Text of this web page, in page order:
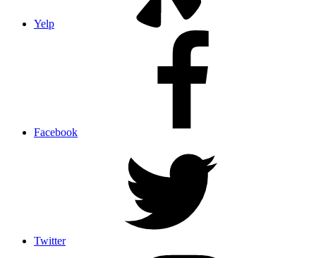
Yelp
Facebook
Twitter